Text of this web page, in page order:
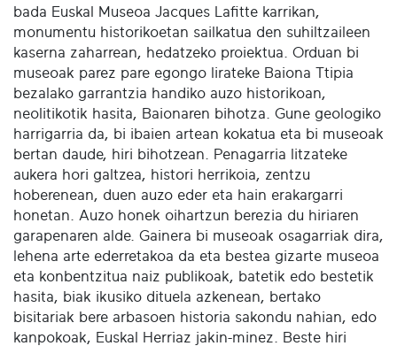
bada Euskal Museoa Jacques Lafitte karrikan,
monumentu historikoetan sailkatua den suhiltzaileen
kaserna zaharrean, hedatzeko proiektua. Orduan bi
museoak parez pare egongo lirateke Baiona Ttipia
bezalako garrantzia handiko auzo historikoan,
neolitikotik hasita, Baionaren bihotza. Gune geologiko
harrigarria da, bi ibaien artean kokatua eta bi museoak
bertan daude, hiri bihotzean. Penagarria litzateke
aukera hori galtzea, histori herrikoia, zentzu
hoberenean, duen auzo eder eta hain erakargarri
honetan. Auzo honek oihartzun berezia du hiriaren
garapenaren alde. Gainera bi museoak osagarriak dira,
lehena arte ederretakoa da eta bestea gizarte museoa
eta konbentzitua naiz publikoak, batetik edo bestetik
hasita, biak ikusiko dituela azkenean, bertako
bisitariak bere arbasoen historia sakondu nahian, edo
kanpokoak, Euskal Herriaz jakin-minez. Beste hiri